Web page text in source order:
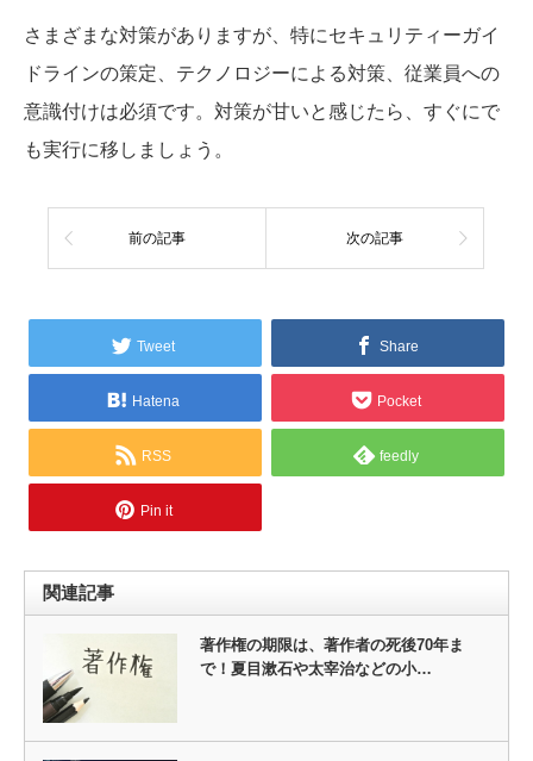
さまざまな対策がありますが、特にセキュリティーガイ
ドラインの策定、テクノロジーによる対策、従業員への
意識付けは必須です。対策が甘いと感じたら、すぐにで
も実行に移しましょう。
前の記事 次の記事
Tweet Share
Hatena Pocket
RSS feedly
Pin it
関連記事
著作権の期限は、著作者の死後70年ま
で！夏目漱石や太宰治などの小…